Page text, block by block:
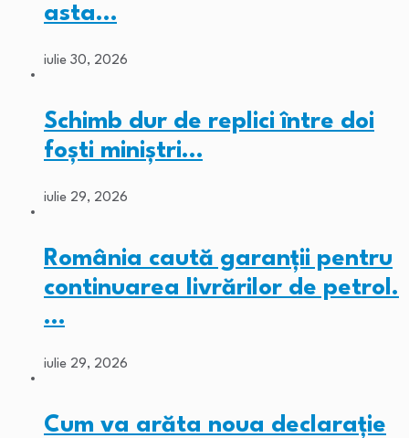
asta…
iulie 30, 2026
Schimb dur de replici între doi
foști miniștri…
iulie 29, 2026
România caută garanții pentru
continuarea livrărilor de petrol.
…
iulie 29, 2026
Cum va arăta noua declarație